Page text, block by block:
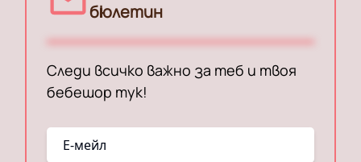
бюлетин
Следи всичко важно за теб и твоя
бебешор тук!
E-мейл